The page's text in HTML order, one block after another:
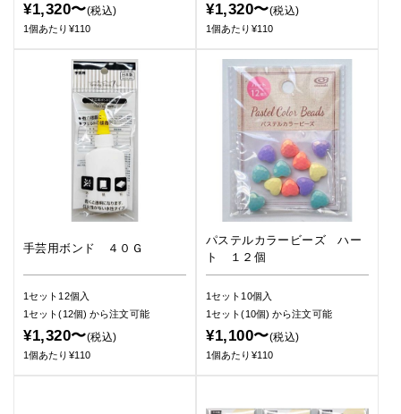
¥1,320〜(税込)
1個あたり¥110
¥1,320〜(税込)
1個あたり¥110
手芸用ボンド ４０Ｇ
1セット12個入
1セット(12個)から注文可能
¥1,320〜(税込)
1個あたり¥110
パステルカラービーズ ハー
ト １２個
1セット10個入
1セット(10個)から注文可能
¥1,100〜(税込)
1個あたり¥110